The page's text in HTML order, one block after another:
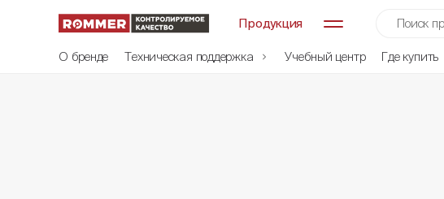
Продукция
О бренде
Техническая поддержка Учебный центр Где купить